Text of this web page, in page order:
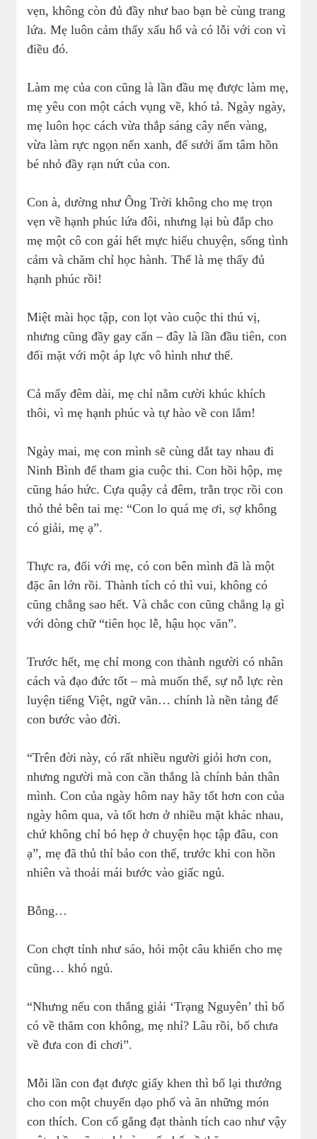
vẹn, không còn đủ đầy như bao bạn bè cùng trang
lứa. Mẹ luôn cảm thấy xấu hổ và có lỗi với con vì
điều đó.
Làm mẹ của con cũng là lần đầu mẹ được làm mẹ,
mẹ yêu con một cách vụng về, khó tả. Ngày ngày,
mẹ luôn học cách vừa thắp sáng cây nến vàng,
vừa làm rực ngọn nến xanh, để sưởi ấm tâm hồn
bé nhỏ đầy rạn nứt của con.
Con à, dường như Ông Trời không cho mẹ trọn
vẹn về hạnh phúc lứa đôi, nhưng lại bù đắp cho
mẹ một cô con gái hết mực hiểu chuyện, sống tình
cảm và chăm chỉ học hành. Thế là mẹ thấy đủ
hạnh phúc rồi!
Miệt mài học tập, con lọt vào cuộc thi thú vị,
nhưng cũng đầy gay cấn – đây là lần đầu tiên, con
đối mặt với một áp lực vô hình như thế.
Cả mấy đêm dài, mẹ chỉ nằm cười khúc khích
thôi, vì mẹ hạnh phúc và tự hào về con lắm!
Ngày mai, mẹ con mình sẽ cùng dắt tay nhau đi
Ninh Bình để tham gia cuộc thi. Con hồi hộp, mẹ
cũng háo hức. Cựa quậy cả đêm, trằn trọc rồi con
thỏ thẻ bên tai mẹ: “Con lo quá mẹ ơi, sợ không
có giải, mẹ ạ”.
Thực ra, đối với mẹ, có con bên mình đã là một
đặc ân lớn rồi. Thành tích có thì vui, không có
cũng chẳng sao hết. Và chắc con cũng chẳng lạ gì
với dòng chữ “tiên học lễ, hậu học văn”.
Trước hết, mẹ chỉ mong con thành người có nhân
cách và đạo đức tốt – mà muốn thế, sự nỗ lực rèn
luyện tiếng Việt, ngữ văn… chính là nền tảng để
con bước vào đời.
“Trên đời này, có rất nhiều người giỏi hơn con,
nhưng người mà con cần thắng là chính bản thân
mình. Con của ngày hôm nay hãy tốt hơn con của
ngày hôm qua, và tốt hơn ở nhiều mặt khác nhau,
chứ không chỉ bó hẹp ở chuyện học tập đâu, con
ạ”, mẹ đã thủ thỉ bảo con thế, trước khi con hồn
nhiên và thoải mái bước vào giấc ngủ.
Bỗng…
Con chợt tỉnh như sáo, hỏi một câu khiến cho mẹ
cũng… khó ngủ.
“Nhưng nếu con thắng giải ‘Trạng Nguyên’ thì bố
có về thăm con không, mẹ nhỉ? Lâu rồi, bố chưa
về đưa con đi chơi”.
Mỗi lần con đạt được giấy khen thì bố lại thưởng
cho con một chuyến dạo phố và ăn những món
con thích. Con cố gắng đạt thành tích cao như vậy